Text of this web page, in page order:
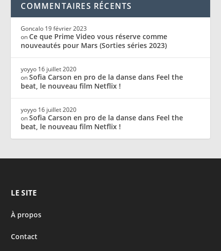
COMMENTAIRES RÉCENTS
Goncalo 19 février 2023
onCe que Prime Video vous réserve comme
nouveautés pour Mars (Sorties séries 2023)
yoyyo 16 juillet 2020
onSofia Carson en pro de la danse dans Feel the
beat, le nouveau film Netflix !
yoyyo 16 juillet 2020
onSofia Carson en pro de la danse dans Feel the
beat, le nouveau film Netflix !
LE SITE
À propos
Contact